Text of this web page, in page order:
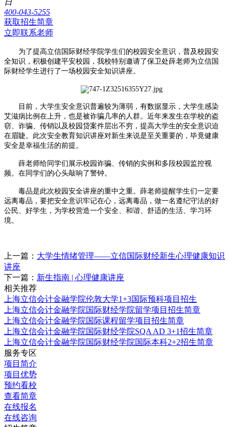
日
400-043-5255
获取招生简章
立即联系老师
为了提高立信国际财经学院学生们的校园安全意识，普及校园安
全知识，积极创建平安校园，我校特别邀请了保卫处薛老师为立信国
际财经学生进行了一场校园安全知识讲座。
目前，大学生安全意识普遍较为薄弱，有数据显示，大学生感染
艾滋病比例在上升，也是被诈骗几率的人群。近年来发生在学校的盗
窃、诈骗、传销以及校园贷案件层出不穷，提高大学生的安全意识迫
在眉睫。此次安全教育知识讲座对新生来说是至关重要的，毕竟健康
安全是幸福生活的前提。
薛老师给同学们展示校园诈骗、传销的实例和多段校园监控视
频。在同学们的心头敲响了警钟。
毒品是此次校园安全讲座的重中之重。薛老师提醒学生们一定要
远离毒品，要把安全意识牢记在心，远离毒品，做一名遵纪守法的好
公民、好学生，为学校营造一个安全、和谐、舒适的生活、学习环
境。
上一篇： 大学生情绪管理——立信国际财经新生心理健康知识
讲座
下一篇： 新生指南 | 心理健康讲座
相关推荐
上海立信会计金融学院伦敦大学1+3国际预科项目招生
上海立信会计金融学院国际财经学院留学项目招生简章
上海立信会计金融学院国际课程留学项目招生简章
上海立信会计金融学院国际财经学院SQA AD 3+1招生简章
上海立信会计金融学院国际财经学院国际本科2+2招生简章
服务专区
项目简介
项目优势
预约看校
查看简章
在线报名
在线咨询